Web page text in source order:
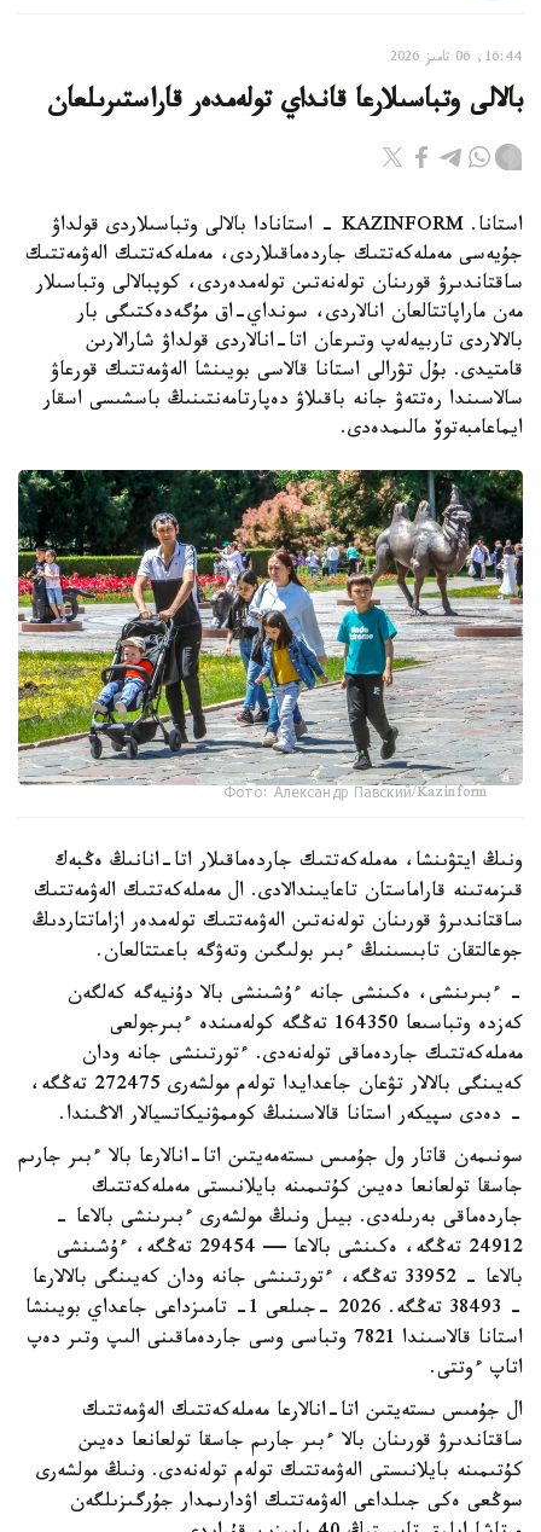
16:44, 06 تامىز 2026
بالالى وتباسىلارعا قانداي تولەمدەر قاراستىرىلعان
استانا. KAZINFORM - استانادا بالالى وتباسىلاردى قولداۋ
جۇيەسى مەملەكەتتىك جاردەماقىلاردى، مەملەكەتتىك الەۋمەتتىك
ساقتاندىرۋ قورىنان تولەنەتىن تولەمدەردى، كوپبالالى وتباسىلار
مەن ماراپاتتالعان انالاردى، سونداي-اق مۇگەدەكتىگى بار
بالالاردى تاربيەلەپ وتىرعان اتا-انالاردى قولداۋ شارالارىن
قامتيدى. بۇل تۋرالى استانا قالاسى بويىنشا الەۋمەتتىك قورعاۋ
سالاسىندا رەتتەۋ جانە باقىلاۋ دەپارتامەنتىنىڭ باسشىسى اسقار
ايماعامبەتوۆ مالىمدەدى.
Фото: Александр Павский/Kazinform
ونىڭ ايتۋىنشا، مەملەكەتتىك جاردەماقىلار اتا-انانىڭ ەڭبەك
قىزمەتىنە قاراماستان تاعايىندالادى. ال مەملەكەتتىك الەۋمەتتىك
ساقتاندىرۋ قورىنان تولەنەتىن الەۋمەتتىك تولەمدەر ازاماتتاردىڭ
جوعالتقان تابىسىنىڭ ءبىر بولىگىن وتەۋگە باعىتتالعان.
- ءبىرىنشى، ەكىنشى جانە ءۇشىنشى بالا دۇنيەگە كەلگەن
كەزدە وتباسىعا 164350 تەڭگە كولەمىندە ءبىرجولعى
مەملەكەتتىك جاردەماقى تولەنەدى. ءتورتىنشى جانە ودان
كەيىنگى بالالار تۋعان جاعدايدا تولەم مولشەرى 272475 تەڭگە،
- دەدى سپيكەر استانا قالاسىنىڭ كوممۋنيكاتسيالار الاڭىندا.
سونىمەن قاتار ول جۇمىس ىستەمەيتىن اتا-انالارعا بالا ءبىر جارىم
جاسقا تولعانعا دەيىن كۇتىمىنە بايلانىستى مەملەكەتتىك
جاردەماقى بەرىلەدى. بيىل ونىڭ مولشەرى ءبىرىنشى بالاعا -
24912 تەڭگە، ەكىنشى بالاعا — 29454 تەڭگە، ءۇشىنشى
بالاعا - 33952 تەڭگە، ءتورتىنشى جانە ودان كەيىنگى بالالارعا
- 38493 تەڭگە. 2026 -جىلعى 1- تامىزداعى جاعداي بويىنشا
استانا قالاسىندا 7821 وتباسى وسى جاردەماقىنى الىپ وتىر دەپ
اتاپ ءوتتى.
ال جۇمىس ىستەيتىن اتا-انالارعا مەملەكەتتىك الەۋمەتتىك
ساقتاندىرۋ قورىنان بالا ءبىر جارىم جاسقا تولعانعا دەيىن
كۇتىمىنە بايلانىستى الەۋمەتتىك تولەم تولەنەدى. ونىڭ مولشەرى
سوڭعى ەكى جىلداعى الەۋمەتتىك اۋدارىمدار جۇرگىزىلگەن